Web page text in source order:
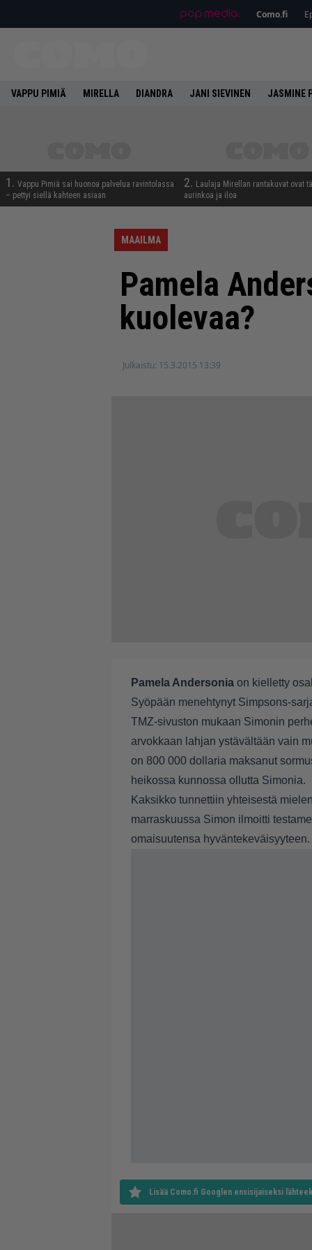
Como.fi
VAPPU PIMIÄ MIRELLA DIANDRA JANI SIEVINEN JASMINE
1. Vappu Pimiä sai huonoa palvelua ravintolassa
– pettyi siellä kahteen asiaan
2. Laulaja Mirellan rantakuvat ovat
aurinkoa ja iloa
MAAILMA
Pamela
kuolevaa?
Julkaistu: 15.3.2015 13:39
Pamela Andersonia on kielletty
Syöpään menehtynyt Simpsons-
TMZ-sivuston mukaan Simonin
arvokkaan lahjan ystävältään vain
on 800 000 dollaria maksanut
heikossa kunnossa ollutta Simonia.
Kaksikko tunnettiin yhteisestä
marraskuussa Simon ilmoitti
omaisuutensa hyväntekeväisyyteen.
Lisää Como.fi Googlen ensisijaiseksi